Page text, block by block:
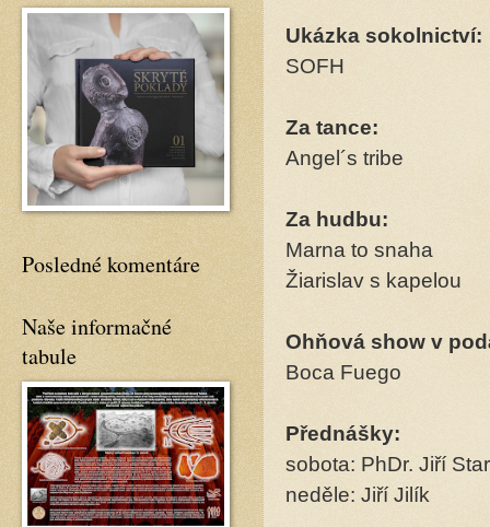
Ukázka sokolnictví:
SOFH
Za tance:
Angel´s tribe
Za hudbu:
Marna to snaha
Žiarislav s kapelou
Ohňová show v
Boca Fuego
Přednášky:
sobota: PhDr. Jiří
neděle: Jiří Jilík
Posledné komentáre
Naše informačné
tabule